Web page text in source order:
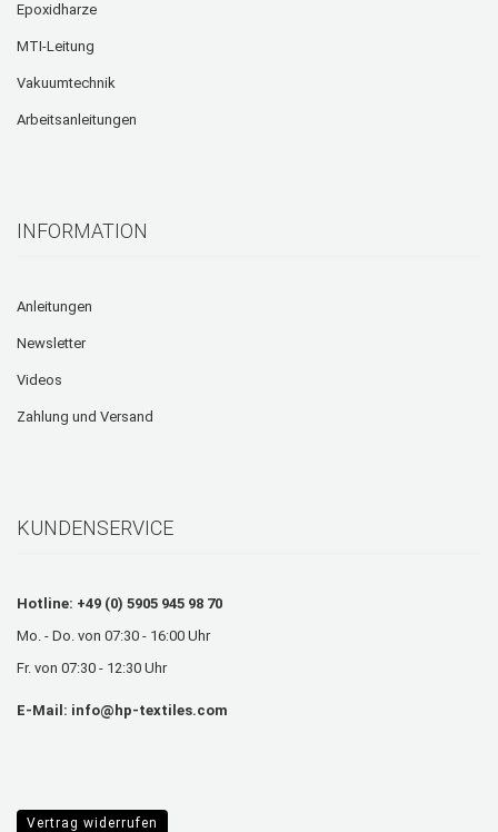
Epoxidharze
MTI-Leitung
Vakuumtechnik
Arbeitsanleitungen
INFORMATION
Anleitungen
Newsletter
Videos
Zahlung und Versand
KUNDENSERVICE
Hotline: +49 (0) 5905 945 98 70
Mo. - Do. von 07:30 - 16:00 Uhr
Fr. von 07:30 - 12:30 Uhr
E-Mail: info@hp-textiles.com
Vertrag widerrufen